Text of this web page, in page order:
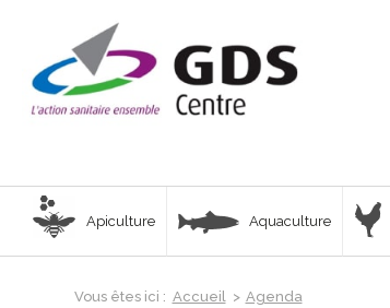
Apiculture Aquaculture
Vous êtes ici : Accueil > Agenda